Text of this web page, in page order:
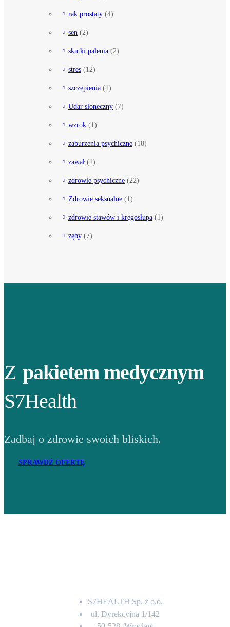
rak prostaty (4)
sen (2)
skutki palenia (2)
stres (12)
szczepienia (1)
Udar słoneczny (7)
wzrok (1)
zaburzenia psychiczne (18)
zawał (1)
zdrowie psychiczne (22)
Zdrowie seksualne (1)
zdrowie stawów i kręgosłupa (1)
zęby (7)
Z pakietem medycznym
S7Health
Zadbaj o zdrowie swoich bliskich.
SPRAWDŹ OFERTĘ
S7HEALTH Sp. z o.o.
ul. Dyrekcyjna 1/142